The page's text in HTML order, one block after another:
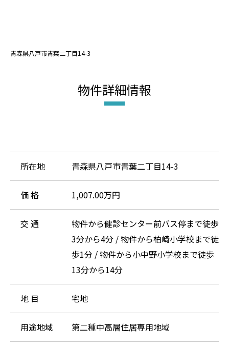
青森県八戸市青葉二丁目14-3
物件詳細情報
所在地 青森県八戸市青葉二丁目14-3
価 格 1,007.00万円
交 通
物件から健診センター前バス停まで徒歩
3分から4分 / 物件から柏崎小学校まで徒
歩1分 / 物件から小中野小学校まで徒歩
13分から14分
地 目 宅地
用途地域 第二種中高層住居専用地域